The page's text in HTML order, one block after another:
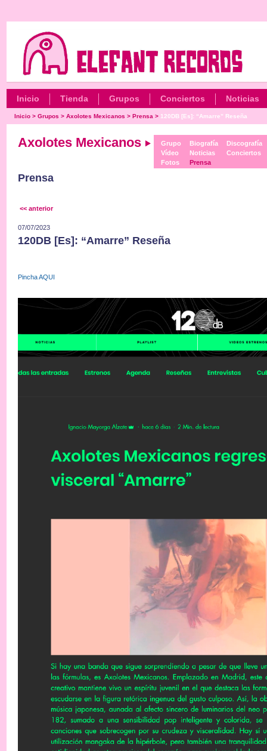
Inicio Tienda Grupos Conciertos Noticias
Inicio> Grupos > Axolotes Mexicanos > Prensa > 120DB [Es]: “Amarre” Reseña
Axolotes Mexicanos
Grupo
Vídeo
Fotos
Biografía
Noticias
Prensa
Discografía
Conciertos
Prensa
<< anterior
07/07/2023
120DB [Es]: “Amarre” Reseña
Pincha AQUI